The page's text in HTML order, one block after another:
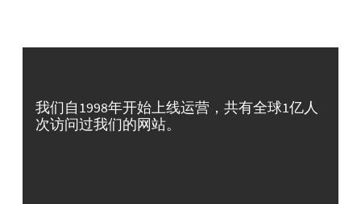
我们自1998年开始上线运营，共有全球1亿人
次访问过我们的网站。